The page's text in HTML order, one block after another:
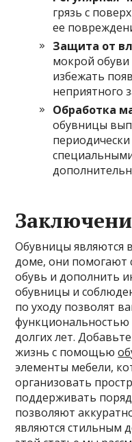
грязь с
ее
Защита от
мокрой
избежать
неприятного
Обработка
обувницы
Обувницы
доме, они помогают
обувь и дополнить
обувницы и
по уходу позволят
функциональностью
долгих лет.
жизнь с помощью
элементы мебели,
организовать
поддерживать
позволяют
являются стильным